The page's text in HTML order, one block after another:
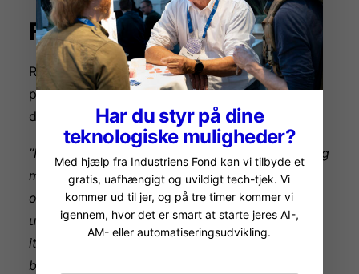
Fra udfordring til fordel
Resultatet er en mere fleksibel og robust
produktionsplatform, hvor AM er blevet en fast
del af virksomhedens DNA.
”Metoden er en gamechanger. Det gør det nemlig
muligt at producere prototyper langt hurtigere
og gør det samtidig lettere at justere designet
undervejs, da det er muligt at lave flere
iterationer. Den samlede fremstillingsproces
bliver dermed kortere, og omkostningerne
Har du styr på dine
teknologiske muligheder?
Med hjælp fra Industriens Fond kan vi tilbyde et
gratis, uafhængigt og uvildigt tech-tjek. Vi
kommer ud til jer, og på tre timer kommer vi
igennem, hvor det er smart at starte jeres AI-,
AM- eller automatiseringsudvikling.